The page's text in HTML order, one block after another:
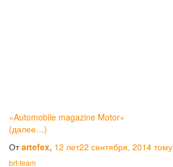
«Automobile magazine Motor»
(далее…)
Отartefex, 12 лет22 сентября, 2014 тому
brt-team